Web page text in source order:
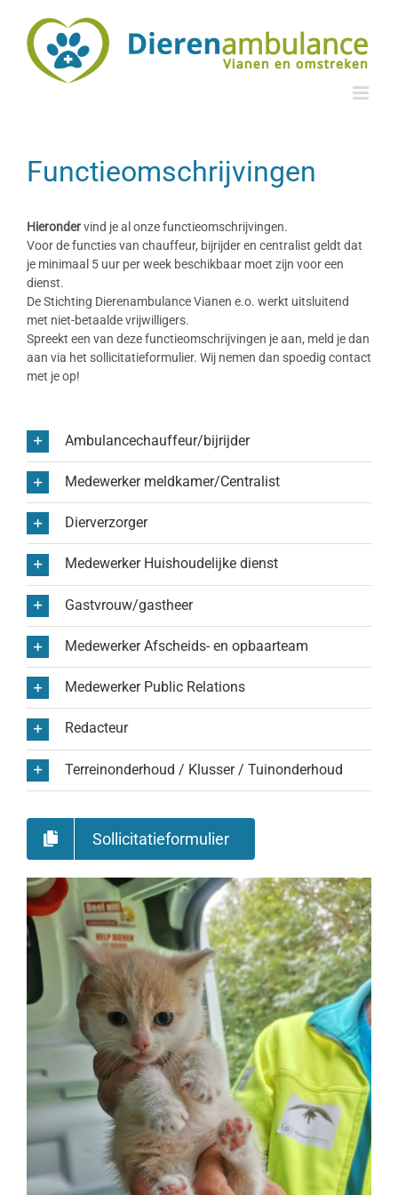
inhoud
Functieomschrijvingen
Hierondervind jeal onze functieomschrijvingen.
Voor de functies van chauffeur, bijrijder en centralist geldt dat
je minimaal 5 uur per week beschikbaar moet zijn voor een
dienst.
De Stichting Dierenambulance Vianen e.o. werkt uitsluitend
met niet-betaaldevrijwilligers.
Spreekt een van deze functieomschrijvingen jeaan, meld je dan
aan via het sollicitatieformulier. Wij nemen dan spoedig contact
met je op!
Ambulancechauffeur/bijrijder
Medewerker meldkamer/Centralist
Dierverzorger
Medewerker Huishoudelijke dienst
Gastvrouw/gastheer
Medewerker Afscheids- en opbaarteam
Medewerker Public Relations
Redacteur
Terreinonderhoud / Klusser / Tuinonderhoud
Sollicitatieformulier